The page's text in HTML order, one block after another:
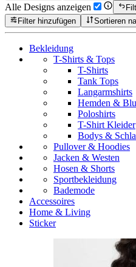
Alle Designs anzeigen
Filter hinzufügen
Sortieren
Bekleidung
T-Shirts & Tops
T-Shirts
Tank Tops
Langarmshirts
Hemden &
Poloshirts
T-Shirt Kleider
Bodys &
Pullover & Hoodies
Jacken & Westen
Hosen & Shorts
Sportbekleidung
Bademode
Accessoires
Home & Living
Sticker